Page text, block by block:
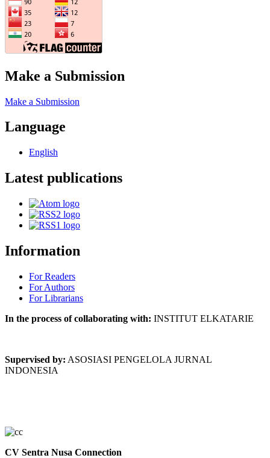
Make a Submission
Make a Submission
Language
English
Latest publications
Information
For Readers
For Authors
For Librarians
In the process of collaborating with: INSTITUT ELKATARIE
Supervised by: ASOSIASI PENGELOLA JURNAL
INDONESIA
CV Sentra Nusa Connection